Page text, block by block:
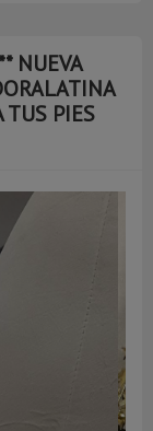
NUEVA
TUS PIES